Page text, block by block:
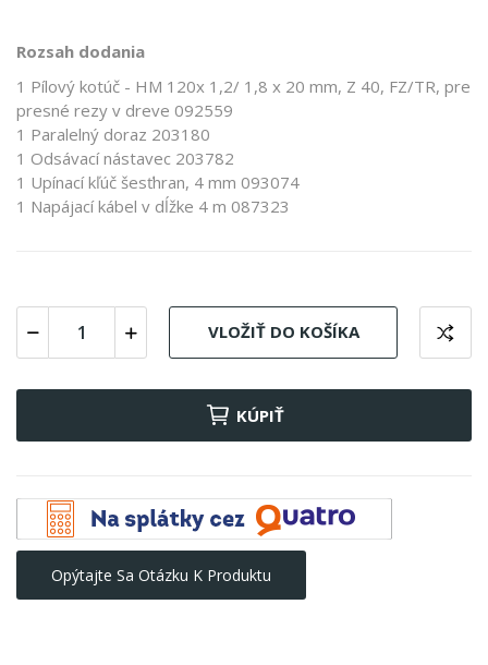
Rozsah dodania
1 Pílový kotúč - HM 120x 1,2/ 1,8 x 20 mm, Z 40, FZ/TR, pre
presné rezy v dreve 092559
1 Paralelný doraz 203180
1 Odsávací nástavec 203782
1 Upínací kľúč šesťhran, 4 mm 093074
1 Napájací kábel v dĺžke 4 m 087323
VLOŽIŤ DO KOŠÍKA
KÚPIŤ
Opýtajte Sa Otázku K Produktu